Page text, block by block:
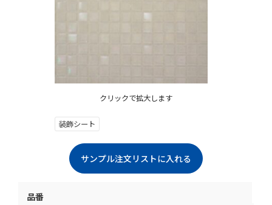
クリックで拡大します
装飾シート
品番